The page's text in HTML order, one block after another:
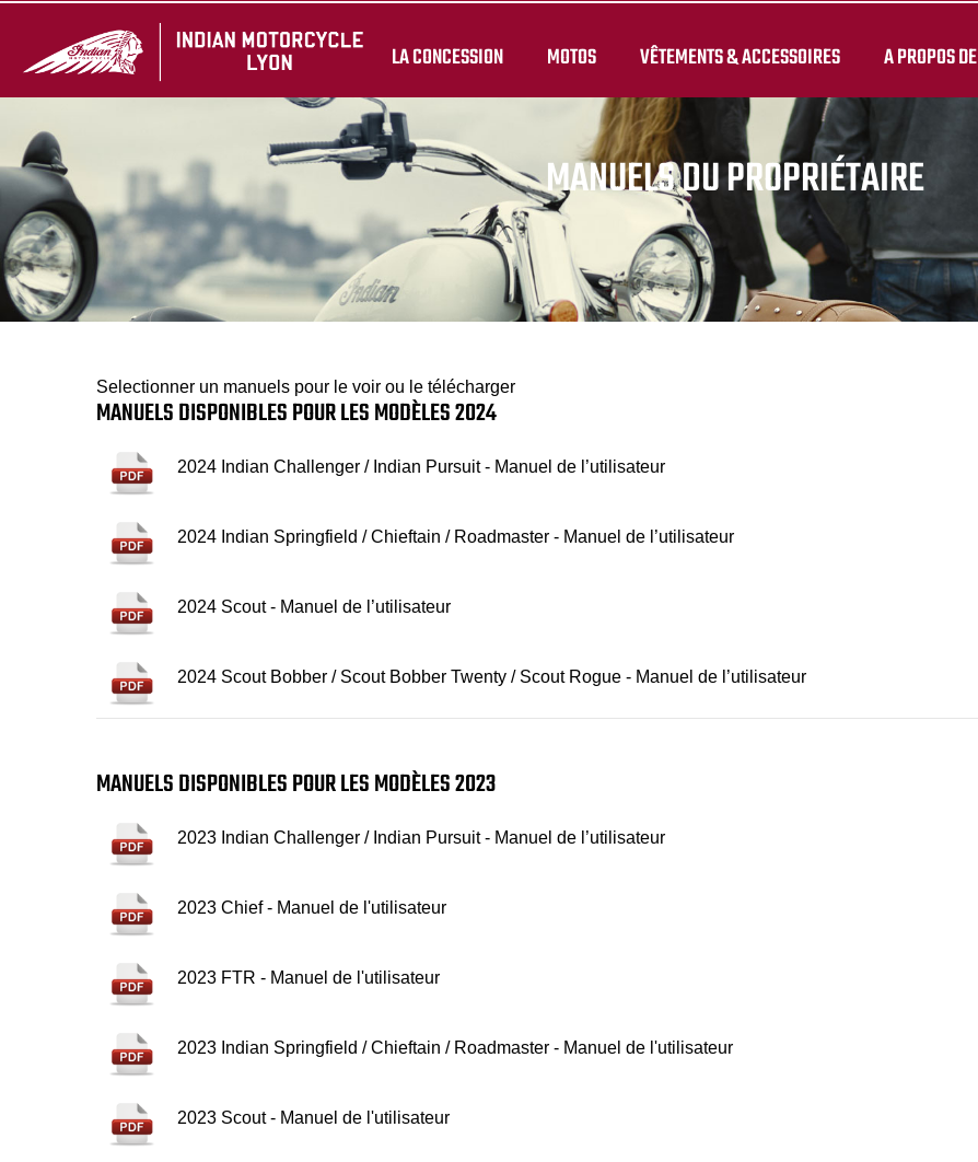
LA CONCESSION MOTOS VÊTEMENTS & ACCESSOIRES A PROPOS DE
MANUELS DU PROPRIÉTAIRE
Selectionner un manuels pour le voir ou le télécharger
MANUELS DISPONIBLES POUR LES MODÈLES 2024
2024 Indian Challenger / Indian Pursuit - Manuel de l’utilisateur
2024 Indian Springfield / Chieftain / Roadmaster - Manuel de l’utilisateur
2024 Scout - Manuel de l’utilisateur
2024 Scout Bobber / Scout Bobber Twenty / Scout Rogue - Manuel de l’utilisateur
MANUELS DISPONIBLES POUR LES MODÈLES 2023
2023 Indian Challenger / Indian Pursuit - Manuel de l’utilisateur
2023 Chief - Manuel de l'utilisateur
2023 FTR - Manuel de l'utilisateur
2023 Indian Springfield / Chieftain / Roadmaster - Manuel de l'utilisateur
2023 Scout - Manuel de l'utilisateur